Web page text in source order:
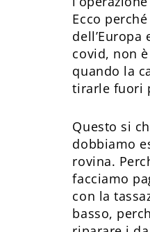
Ecco
covid, non
quando la
tirarle fuori
Questo si
dobbiamo
rovina.
facciamo
con la
basso,